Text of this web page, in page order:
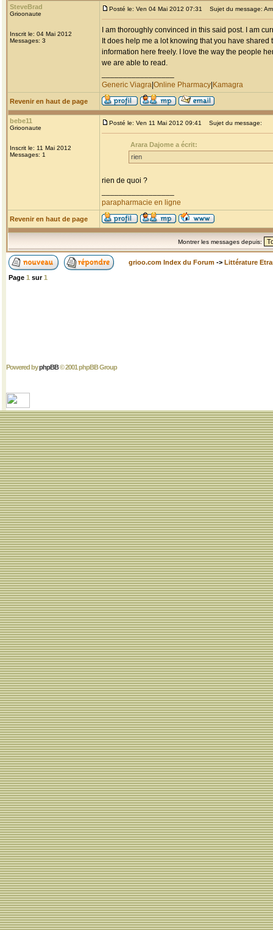
SteveBrad
Grioonaute
Inscrit le: 04 Mai 2012
Messages: 3
Posté le: Ven 04 Mai 2012 07:31 Sujet du message:
I am thoroughly convinced in this said post. I am
It does help me a lot knowing that you have shared
information here freely. I love the way the people
we are able to read.
Generic Viagra Online Pharmacy Kamagra
Revenir en haut de page
bebe11
Grioonaute
Inscrit le: 11 Mai 2012
Messages: 1
Posté le: Ven 11 Mai 2012 09:41 Sujet du message:
Arara Dajome a écrit:
rien
rien de quoi ?
parapharmacie en ligne
Revenir en haut de page
Montrer les messages depuis:
grioo.com Index du Forum -> Littérature
Page 1 sur1
Powered byphpBB© 2001 phpBB Group